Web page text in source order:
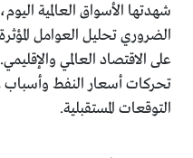
الضروري تحليل العوامل
على الاقتصاد العالمي
تحركات أسعار النفط وأسباب
التوقعات المستقبلية.